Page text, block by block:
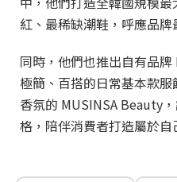
紅、最稀缺潮鞋，呼應品
同時，他們也推出自有品
極簡、百搭的日常基本款
香氛的 MUSINSA Beauty
格，陪伴消費者打造屬於自